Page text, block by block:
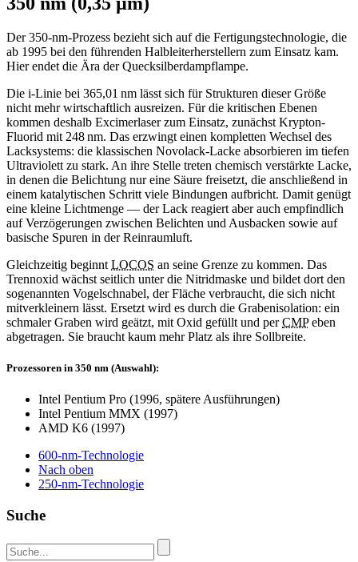
Der 350-nm-Prozess bezieht sich auf die Fertigungstechnologie, die
ab 1995 bei den führenden Halbleiterherstellern zum Einsatz kam.
Hier endet die Ära der Quecksilberdampflampe.
Die i-Linie bei 365,01 nm lässt sich für Strukturen dieser Größe
nicht mehr wirtschaftlich ausreizen. Für die kritischen Ebenen
kommen deshalb Excimerlaser zum Einsatz, zunächst Krypton-
Fluorid mit 248 nm. Das erzwingt einen kompletten Wechsel des
Lacksystems: die klassischen Novolack-Lacke absorbieren im tiefen
Ultraviolett zu stark. An ihre Stelle treten chemisch verstärkte Lacke,
in denen die Belichtung nur eine Säure freisetzt, die anschließend in
einem katalytischen Schritt viele Bindungen aufbricht. Damit genügt
eine kleine Lichtmenge — der Lack reagiert aber auch empfindlich
auf Verzögerungen zwischen Belichten und Ausbacken sowie auf
basische Spuren in der Reinraumluft.
Gleichzeitig beginnt LOCOS an seine Grenze zu kommen. Das
Trennoxid wächst seitlich unter die Nitridmaske und bildet dort den
sogenannten Vogelschnabel, der Fläche verbraucht, die sich nicht
mitverkleinern lässt. Ersetzt wird es durch die Grabenisolation: ein
schmaler Graben wird geätzt, mit Oxid gefüllt und perCMPeben
abgetragen. Sie braucht kaum mehr Platz als ihre Sollbreite.
Prozessoren in 350 nm (Auswahl):
Intel Pentium Pro (1996, spätere Ausführungen)
Intel Pentium MMX (1997)
AMD K6 (1997)
600-nm-Technologie
Nach oben
250-nm-Technologie
Suche